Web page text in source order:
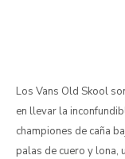
Los Vans Old Skool
en llevar la
championes de caña
palas de cuero y lona,